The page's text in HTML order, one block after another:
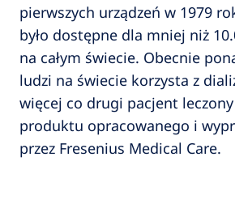
pierwszych urządzeń w 1979
było dostępne dla mniej niż
na całym świecie. Obecnie
ludzi na świecie korzysta z
więcej co drugi pacjent
produktu opracowanego i
przez Fresenius Medical Care.